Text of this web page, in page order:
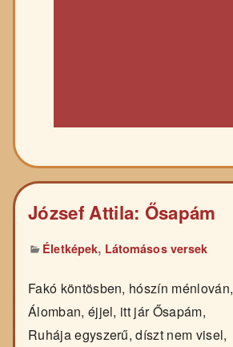
József Attila: Ősapám
Életképek, Látomásos versek
Fakó köntösben, hószín ménlován,
Álomban, éjjel, itt jár Ősapám,
Ruhája egyszerű, díszt nem visel,